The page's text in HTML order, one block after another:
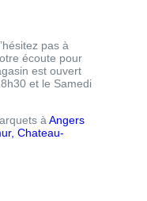
pas à
écoute pour
est ouvert
et le Samedi
à Angers
Chateau-